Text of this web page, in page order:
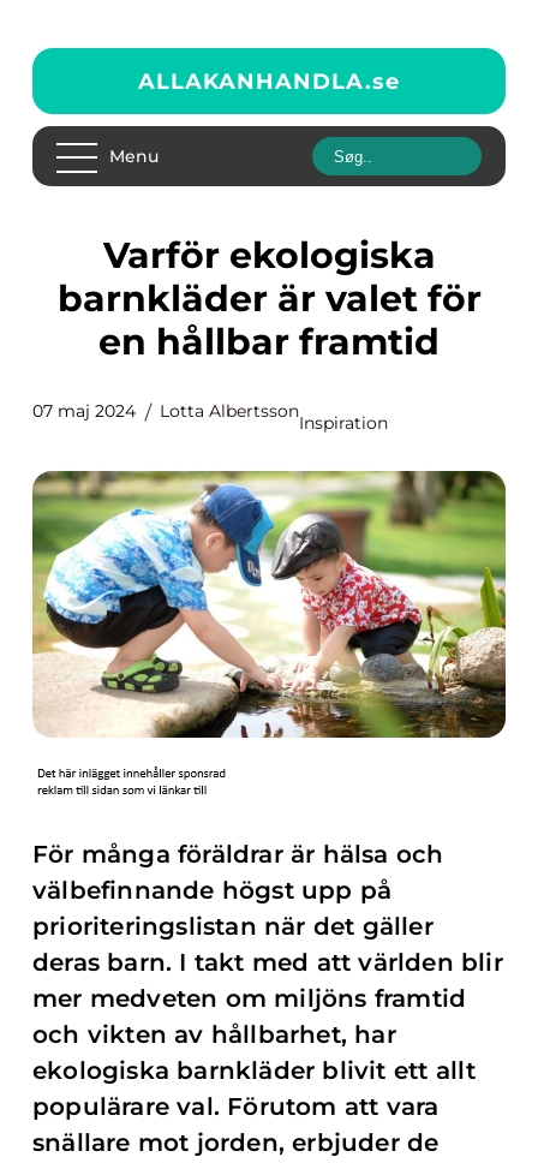
ALLAKANHANDLA.se
Menu
Varför ekologiska
barnkläder är valet för
en hållbar framtid
07 maj 2024 Lotta Albertsson
Inspiration
För många föräldrar är hälsa och
välbefinnande högst upp på
prioriteringslistan när det gäller
deras barn. I takt med att världen blir
mer medveten om miljöns framtid
och vikten av hållbarhet, har
ekologiska barnkläder blivit ett allt
populärare val. Förutom att vara
snällare mot jorden, erbjuder de